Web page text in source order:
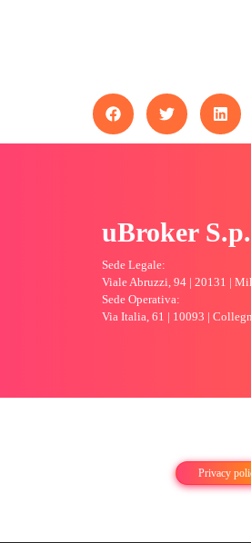
uBroker
Sede Legale:
Viale Abruzzi, 94 | 20131 |
Sede Operativa:
Via Italia, 61 | 10093 |
Privacy